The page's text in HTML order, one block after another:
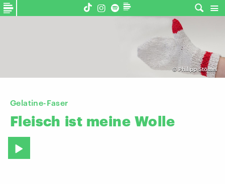
© Philipp Stössel
Gelatine-Faser
Fleisch ist meine Wolle